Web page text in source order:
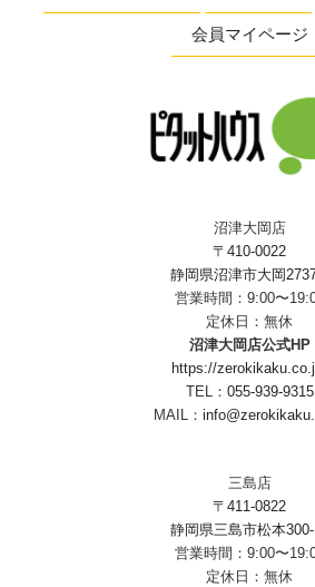
会員マイページ
沼津大岡店
〒410-0022
静岡県沼津市大岡
営業時間：9:00〜
定休日：無休
沼津大岡店公式HP
https://
TEL： 055-939-9315
MAIL：
三島店
〒411-0822
静岡県三島市松本
営業時間：9:00〜
定休日：無休